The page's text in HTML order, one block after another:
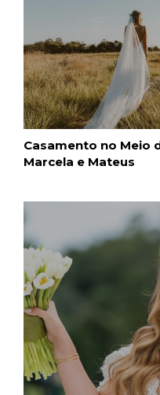
Casamento no Meio
Marcela e Mateus